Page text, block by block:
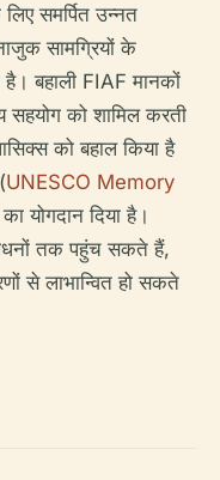
समर्पित उन्नत
सामग्रियों के
है। बहाली FIAF मानकों
सहयोग को शामिल करती
को बहाल किया है
UNESCO Memory
योगदान दिया है।
तक पहुंच सकते हैं,
से लाभान्वित हो सकते